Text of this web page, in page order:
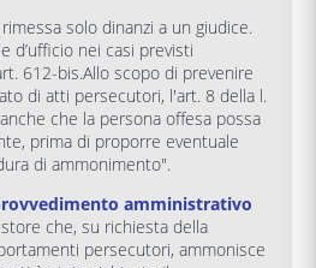
solo dinanzi a un giudice.
d’ufficio nei casi previsti
612-bis.Allo scopo di prevenire
di atti persecutori, l'art. 8 della l.
che la persona offesa possa
prima di proporre eventuale
di ammonimento".
amministrativo
che, su richiesta della
persecutori, ammonisce